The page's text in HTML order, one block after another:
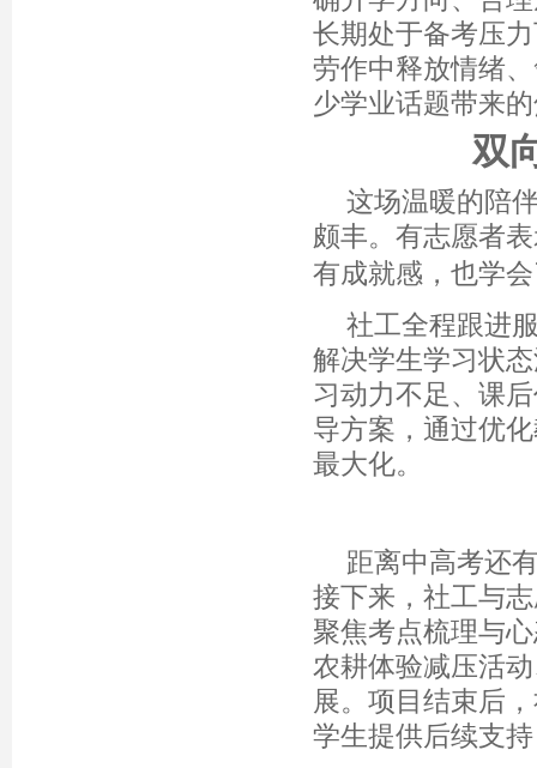
长期处于备考压
劳作中释放情绪
少学业话题带来
双
这场温暖的陪
颇丰。有志愿者
有成就感，也学
社工全程跟进
解决学生学习状
习动力不足、课
导方案，通过优
最大化。
距离中高考还
接下来，社工与
聚焦考点梳理与
农耕体验减压活
展。项目结束后
学生提供后续支持